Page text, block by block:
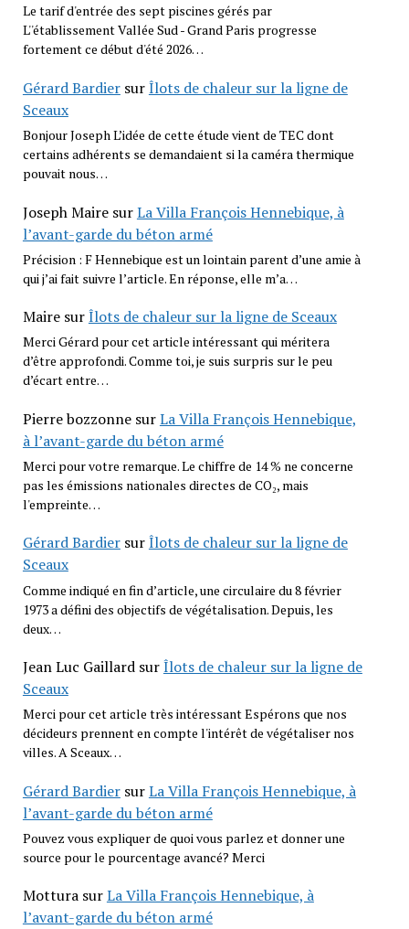
Le tarif d'entrée des sept piscines gérés par
L''établissement Vallée Sud - Grand Paris progresse
fortement ce début d'été 2026…
Gérard BardiersurÎlots de chaleur sur la ligne de
Sceaux
Bonjour Joseph L’idée de cette étude vient de TEC dont
certains adhérents se demandaient si la caméra thermique
pouvait nous…
Joseph MairesurLa Villa François Hennebique, à
l’avant-garde du béton armé
Précision : F Hennebique est un lointain parent d’une amie à
qui j’ai fait suivre l’article. En réponse, elle m’a…
MairesurÎlots de chaleur sur la ligne de Sceaux
Merci Gérard pour cet article intéressant qui méritera
d’être approfondi. Comme toi, je suis surpris sur le peu
d’écart entre…
Pierre bozzonnesurLa Villa François Hennebique,
à l’avant-garde du béton armé
Merci pour votre remarque. Le chiffre de 14 % ne concerne
pas les émissions nationales directes de CO₂, mais
l'empreinte…
Gérard BardiersurÎlots de chaleur sur la ligne de
Sceaux
Comme indiqué en fin d’article, une circulaire du 8 février
1973 a défini des objectifs de végétalisation. Depuis, les
deux…
Jean Luc GaillardsurÎlots de chaleur sur la ligne de
Sceaux
Merci pour cet article très intéressant Espérons que nos
décideurs prennent en compte l'intérêt de végétaliser nos
villes. A Sceaux…
Gérard BardiersurLa Villa François Hennebique, à
l’avant-garde du béton armé
Pouvez vous expliquer de quoi vous parlez et donner une
source pour le pourcentage avancé? Merci
MotturasurLa Villa François Hennebique, à
l’avant-garde du béton armé